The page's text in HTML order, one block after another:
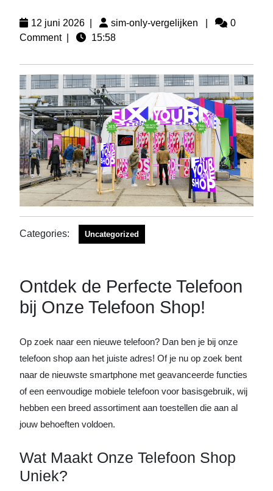
12 juni 2026 sim-only-vergelijken
0
Comment
15:58
Categories: Uncategorized
Ontdek de Perfecte Telefoon
bij Onze Telefoon Shop!
Op zoek naar een nieuwe telefoon? Dan ben je bij onze
telefoon shop aan het juiste adres! Of je nu op zoek bent
naar de nieuwste smartphone met geavanceerde functies
of een eenvoudige mobiele telefoon voor basisgebruik, wij
hebben een breed assortiment aan toestellen die aan al
jouw behoeften voldoen.
Wat Maakt Onze Telefoon Shop
Uniek?